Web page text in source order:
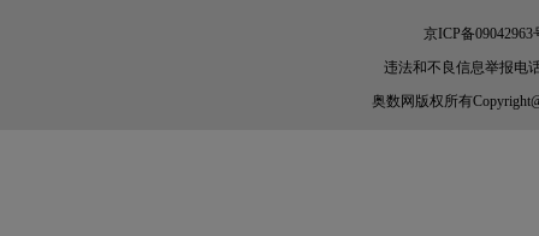
京ICP备09042963
违法和不良信息举报电
奥数网 版权所有